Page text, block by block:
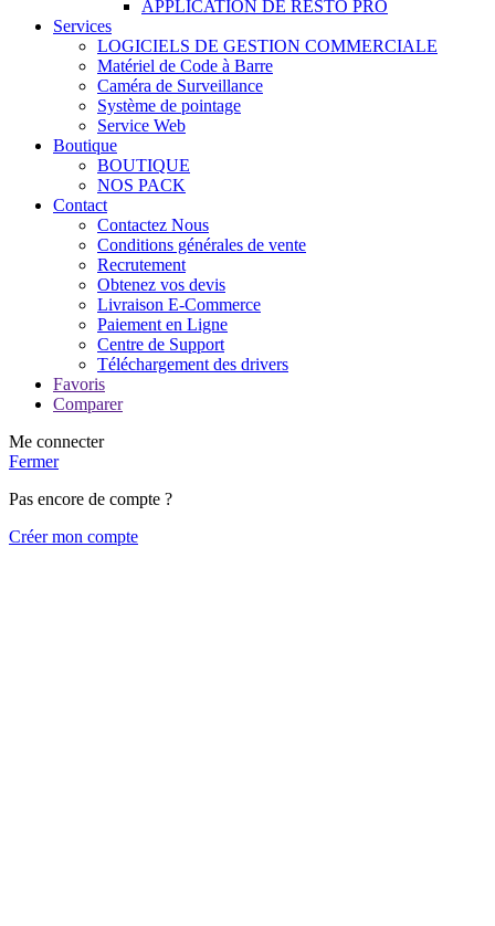
APPLICATION DE RESTO PRO
Services
LOGICIELS DE GESTION COMMERCIALE
Matériel de Code à Barre
Caméra de Surveillance
Système de pointage
Service Web
Boutique
BOUTIQUE
NOS PACK
Contact
Contactez Nous
Conditions générales de vente
Recrutement
Obtenez vos devis
Livraison E-Commerce
Paiement en Ligne
Centre de Support
Téléchargement des drivers
Favoris
Comparer
Me connecter
Fermer
Pas encore de compte ?
Créer mon compte